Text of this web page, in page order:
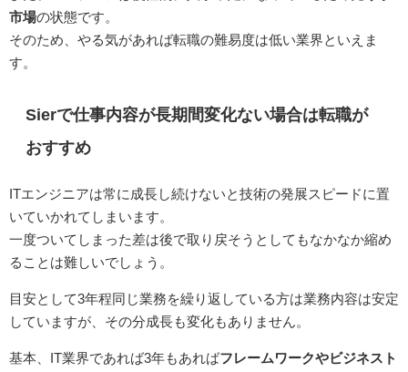
市場の状態です。
そのため、やる気があれば転職の難易度は低い業界といえま
す。
Sierで仕事内容が長期間変化ない場合は転職が
おすすめ
ITエンジニアは常に成長し続けないと技術の発展スピードに置
いていかれてしまいます。
一度ついてしまった差は後で取り戻そうとしてもなかなか縮め
ることは難しいでしょう。
目安として3年程同じ業務を繰り返している方は業務内容は安定
していますが、その分成長も変化もありません。
基本、IT業界であれば3年もあればフレームワークやビジネスト